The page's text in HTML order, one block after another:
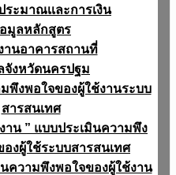
ะมาณเเละการเงิน
มูลหลักสูตร
านอาคารสถานที่
จังหวัดนครปฐม
พึงพอใจของผู้ใช้งานระบบ
สารสนเทศ
าน ” แบบประเมินความพึง
องผู้ใช้ระบบสารสนเทศ
ความพึงพอใจของผู้ใช้งาน